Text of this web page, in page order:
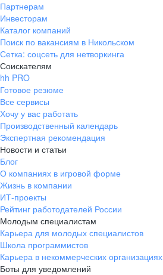
Партнерам
Инвесторам
Каталог компаний
Поиск по вакансиям в Никольском
Сетка: соцсеть для нетворкинга
Соискателям
hh PRO
Готовое резюме
Все сервисы
Хочу у вас работать
Производственный календарь
Экспертная рекомендация
Новости и статьи
Блог
О компаниях в игровой форме
Жизнь в компании
ИТ-проекты
Рейтинг работодателей России
Молодым специалистам
Карьера для молодых специалистов
Школа программистов
Карьера в некоммерческих организациях
Боты для уведомлений